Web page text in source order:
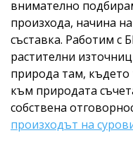
внимателно
произхода, начина
съставка. Работим с
растителни
природа там,
към природата
собствена
произходът на